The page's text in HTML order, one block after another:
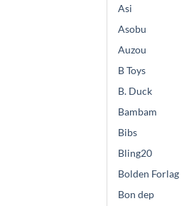
Asi
Asobu
Auzou
B Toys
B. Duck
Bambam
Bibs
Bling20
Bolden Forlag
Bon dep